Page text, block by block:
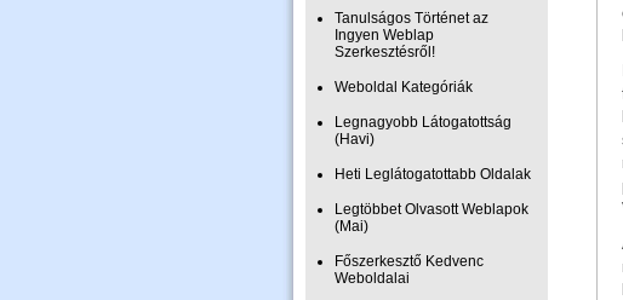
Tanulságos Történet az
Ingyen Weblap
Szerkesztésről!
Weboldal Kategóriák
Legnagyobb Látogatottság
(Havi)
Heti Leglátogatottabb Oldalak
Legtöbbet Olvasott Weblapok
(Mai)
Főszerkesztő Kedvenc
Weboldalai